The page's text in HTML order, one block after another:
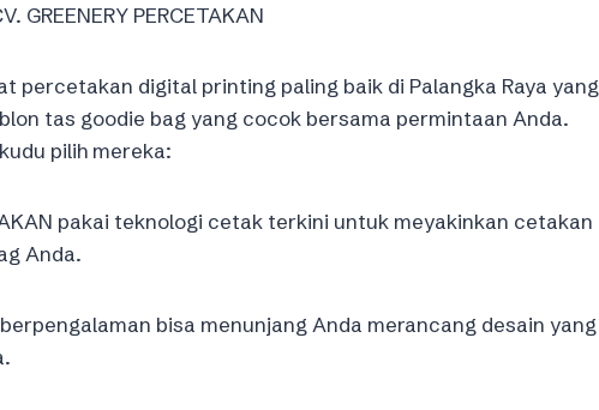
GREENERY PERCETAKAN
percetakan digital printing paling baik di Palangka Raya yang
tas goodie bag yang cocok bersama permintaan Anda.
pilih mereka:
pakai teknologi cetak terkini untuk meyakinkan cetakan
Anda.
bisa menunjang Anda merancang desain yang